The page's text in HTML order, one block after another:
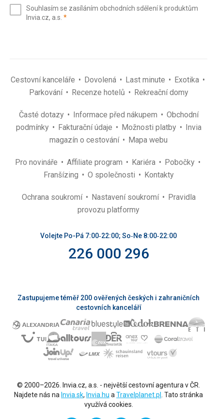
(povinné)
Souhlasím se zasíláním obchodních sdělení k produktům
Invia.cz, a.s. *(povinné)
Cestovní kanceláře Dovolená Last minute
Exotika
Parkování
Recenze hotelů Rekreační domy
Časté dotazy Informace před nákupem
Obchodní
podmínky
Fakturační údaje Možnosti platby
Invia
magazín o cestování
Mapa webu
Pro novináře Affiliate program Kariéra
Pobočky
Franšízing
O společnosti Kontakty
Ochrana soukromí Nastavení soukromí
Pravidla
provozu platformy
Volejte Po-Pá 7:00‑22:00; So‑Ne 8:00‑22:00
226 000 296
Zastupujeme téměř 200 ověřených českých i zahraničních
cestovních kanceláří
© 2000–2026. Invia.cz, a.s. - největší cestovní agentura v ČR.
Najdete nás na Invia.sk, Invia.hu a Travelplanet.pl . Tato stránka
využívá cookies.